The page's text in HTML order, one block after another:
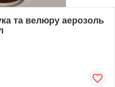
та велюру аерозоль